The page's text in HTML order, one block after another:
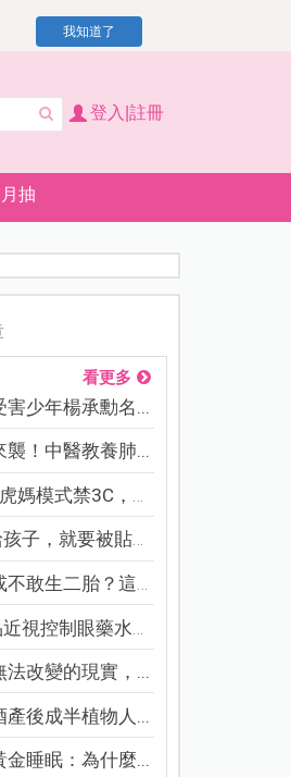
我知道了
登入|註冊
抽
看更多
害少年楊承勳名...
襲！中醫教養肺...
模式禁3C，看...
子，就要被貼「...
敢生二胎？這8...
視控制眼藥水納...
法改變的現實，...
後成半植物人...
金睡眠：為什麼...